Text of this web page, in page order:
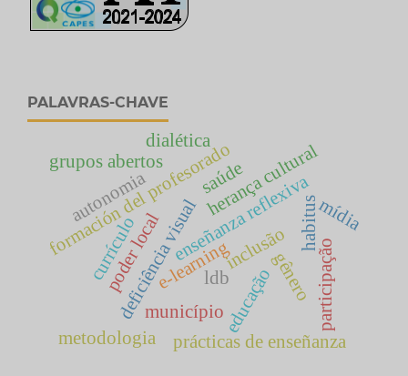
PALAVRAS-CHAVE
educação
deficiência visual inclusão
e-learning
formación del profesorado
prácticas de enseñanza
enseñanza reflexiva
habitus
herança cultural
saúde
participação
metodologia
grupos abertos
dialética
município
autonomia
poder local
currículo ldb gênero
mídia